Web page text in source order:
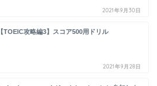
2021年9月30日
【TOEIC攻略編3】スコア500用ドリル
2021年9月28日